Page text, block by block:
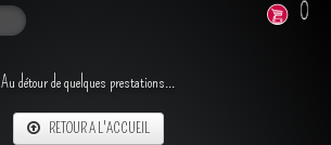
0
Au détour de quelques prestations...
RETOUR A L'ACCUEIL